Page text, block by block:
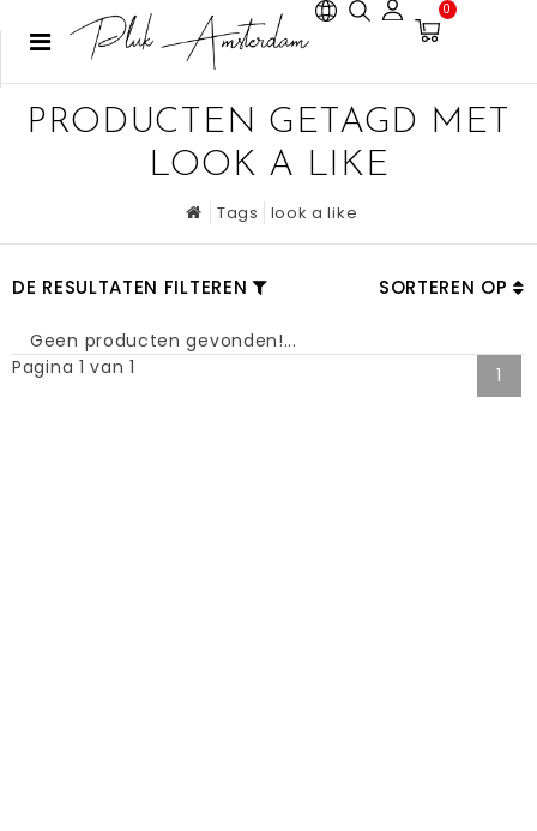
0
PRODUCTEN GETAGD MET
LOOK A LIKE
Tags look a like
DE RESULTATEN FILTEREN SORTEREN OP
Geen producten gevonden!...
Pagina 1 van 1
1